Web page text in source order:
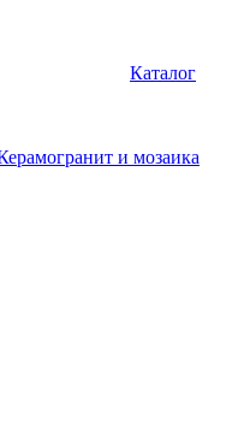
Каталог
и мозаика